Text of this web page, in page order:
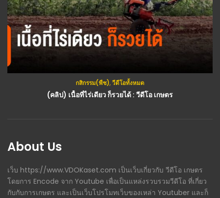
กสิกรรม(พืช),วีดีโอทั้งหมด
(คลิป) เนื้อที่ไร่เดียว ก็รวยได้ : วีดีโอ เกษตร
About Us
เว็บ https://www.VDOKaset.com เป็นเว็บเกี่ยวกับ วีดีโอ เกษตร
โดยการ Encode จาก Youtube เพื่อเป็นแหล่งรวบรวมวีดีโอ ที่เกี่ยว
กับกับการเกษตร และเป็นเว็บโปรโมทเว็บของเหล่า Youtuber และก็